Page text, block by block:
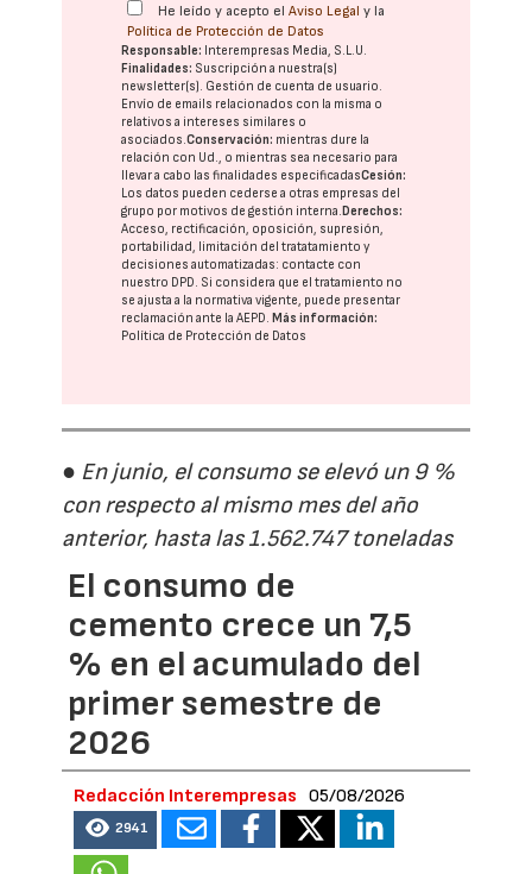
He leído y acepto elAviso Legal y la
Política de Protección de Datos
Responsable: Interempresas Media, S.L.U.
Finalidades: Suscripción a nuestra(s)
newsletter(s). Gestión de cuenta de usuario.
Envío de emails relacionados con la misma o
relativos a intereses similares o
asociados.Conservación: mientras dure la
relación con Ud., o mientras sea necesario para
llevar a cabo las finalidades especificadasCesión:
Los datos pueden cederse a otras empresas del
grupo por motivos de gestión interna.Derechos:
Acceso, rectificación, oposición, supresión,
portabilidad, limitación del tratatamiento y
decisiones automatizadas: contacte con
nuestro DPD. Si considera que el tratamiento no
se ajusta a la normativa vigente, puede presentar
reclamación ante laAEPD.Más información:
Política de Protección de Datos
● En junio, el consumo se elevó un 9 %
con respecto al mismo mes del año
anterior, hasta las 1.562.747 toneladas
El consumo de
cemento crece un 7,5
% en el acumulado del
primer semestre de
2026
Redacción Interempresas 05/08/2026
2941